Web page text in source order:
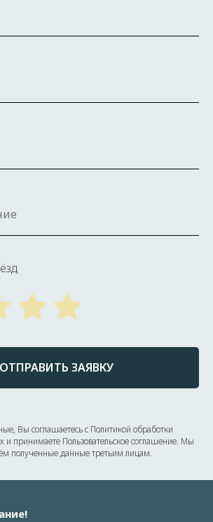
ОТПРАВИТЬ ЗАЯВКУ
Вы соглашаетесь с Политикой обработки
и принимаете Пользовательское соглашение. Мы
полученные данные третьим лицам.